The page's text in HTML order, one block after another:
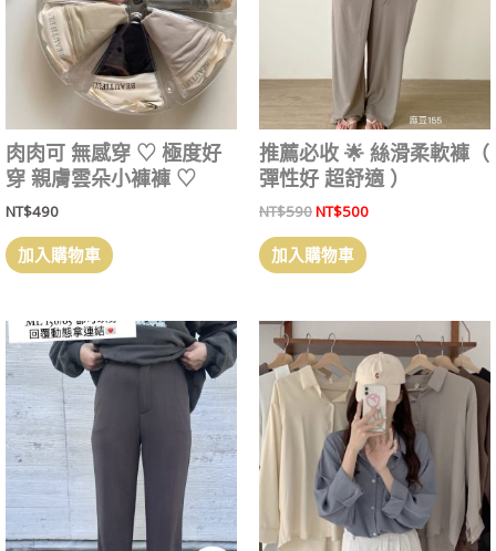
肉肉可 無感穿 ‎♡ 極度好
穿 親膚雲朵小褲褲 ‎♡
NT$490
加入購物車
推薦必收 🌟 絲滑柔軟褲（
彈性好 超舒適 ）
NT$590NT$500
加入購物車